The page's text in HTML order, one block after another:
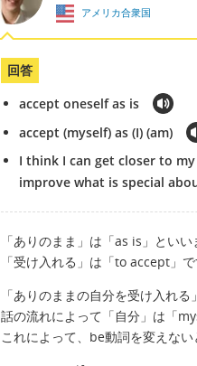
アメリカ合衆国
回答
accept oneself as is
accept (myself) as (I) (am)
I think I can get closer to
improve what is special
「ありのまま」は「as is」といい
「受け入れる」は「to accept」で
「ありのままの自分を受け入れ
話の流れによって「自分」は「
これによって、be動詞を変えない